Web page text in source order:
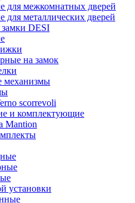
для межкомнатных дверей
для металлических дверей
DESI
на замок
механизмы
scorrevoli
и комплектующие
Mantion
установки